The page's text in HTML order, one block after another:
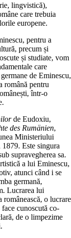
lingvistică),
care trebuia
europene.
pentru a
precum și
și studiate, vom
care
de Eminescu,
română pentru
într-o
de Eudoxiu,
des Rumänien,
Ministeriului
Este singura
supravegherea sa.
a lui Eminescu,
atunci când i se
germană,
Lucrarea lui
o lucrare
cunoscută co-
de o limpezime